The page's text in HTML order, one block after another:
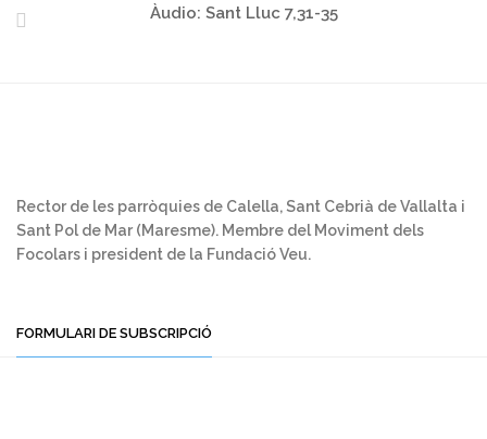
Àudio: Sant Lluc 7,31-35
Rector de les parròquies de Calella, Sant Cebrià de Vallalta i
Sant Pol de Mar (Maresme). Membre del Moviment dels
Focolars i president de la Fundació Veu.
FORMULARI DE SUBSCRIPCIÓ